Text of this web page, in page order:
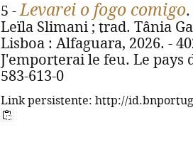
5 -Levarei o fogo comigo
Leïla Slimani ; trad. Tânia
Lisboa : Alfaguara, 2026. -
J'emporterai le feu. Le pays
583-613-0
Link persistente: http://